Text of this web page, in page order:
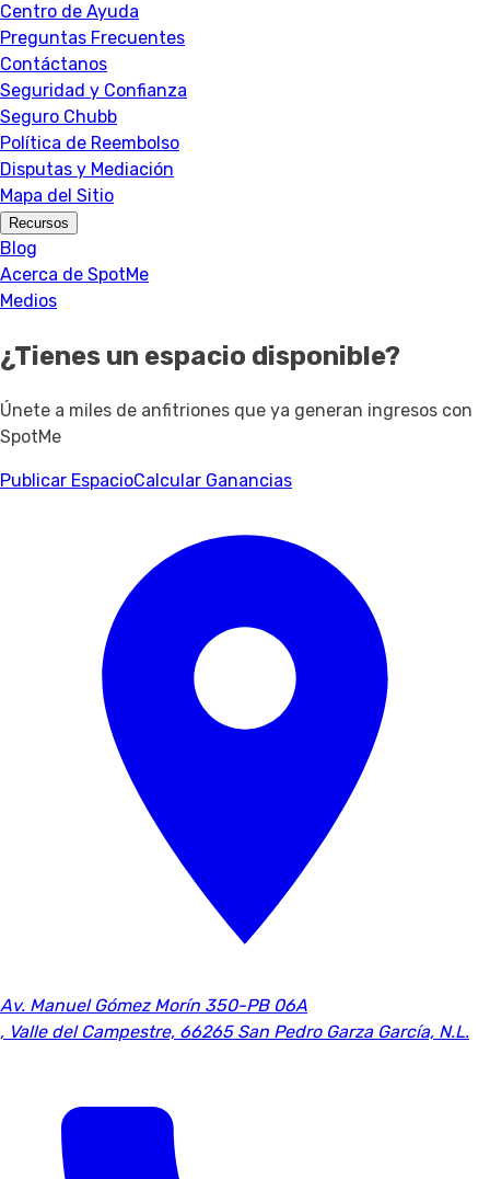
Centro de Ayuda
Preguntas Frecuentes
Contáctanos
Seguridad y Confianza
Seguro Chubb
Política de Reembolso
Disputas y Mediación
Mapa del Sitio
Recursos
Blog
Acerca de SpotMe
Medios
¿Tienes un espacio disponible?
Únete a miles de anfitriones que ya generan ingresos con
SpotMe
Publicar EspacioCalcular Ganancias
Av. Manuel Gómez Morín 350-PB 06A
, Valle del Campestre, 66265 San Pedro Garza García, N.L.